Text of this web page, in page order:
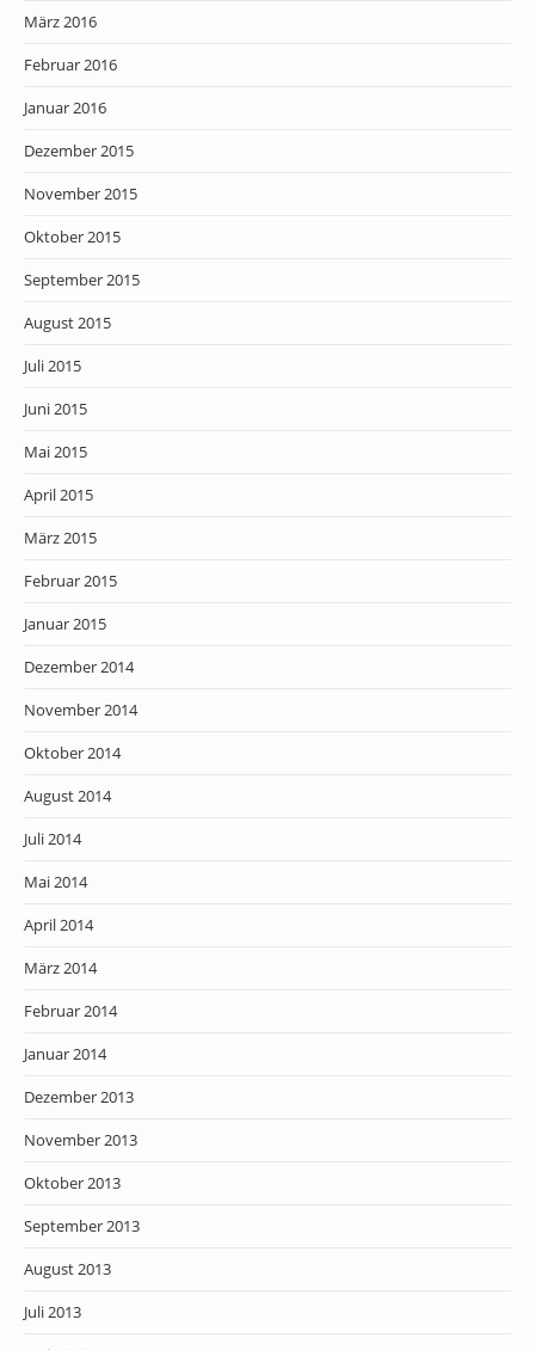
März 2016
Februar 2016
Januar 2016
Dezember 2015
November 2015
Oktober 2015
September 2015
August 2015
Juli 2015
Juni 2015
Mai 2015
April 2015
März 2015
Februar 2015
Januar 2015
Dezember 2014
November 2014
Oktober 2014
August 2014
Juli 2014
Mai 2014
April 2014
März 2014
Februar 2014
Januar 2014
Dezember 2013
November 2013
Oktober 2013
September 2013
August 2013
Juli 2013